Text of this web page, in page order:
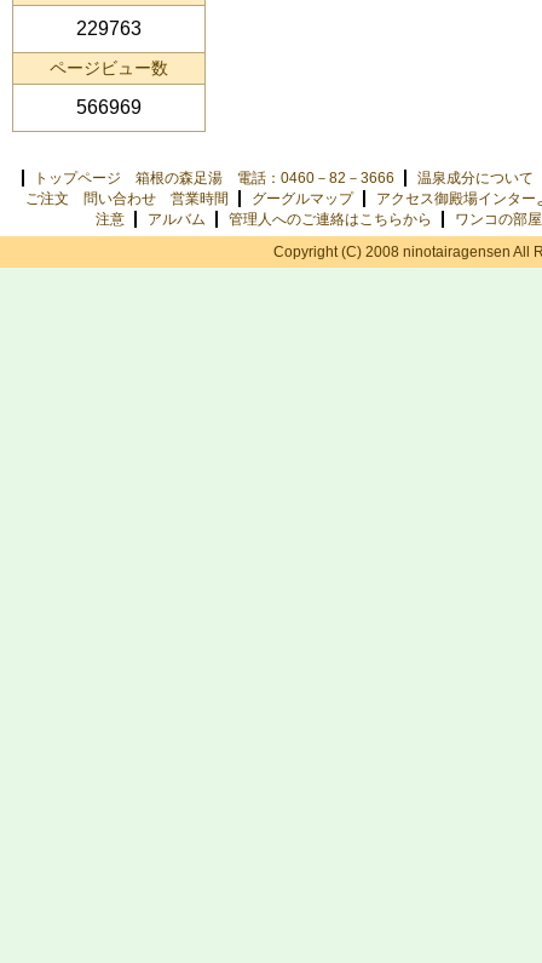
229763
ページビュー数
566969
トップページ 箱根の森足湯 電話：0460－82－3666
温泉成分について
ご注文 問い合わせ 営業時間
グーグルマップ
アクセス御殿場インター
注意
アルバム 管理人へのご連絡はこちらから
ワンコの部屋
Copyright (C) 2008 ninotairagensen All